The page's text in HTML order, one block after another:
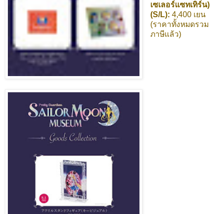
เซเลอร์แซทเทิร์น)
(S/L): 4,400 เยน
(ราคาทั้งหมดรวม
ภาษีแล้ว)